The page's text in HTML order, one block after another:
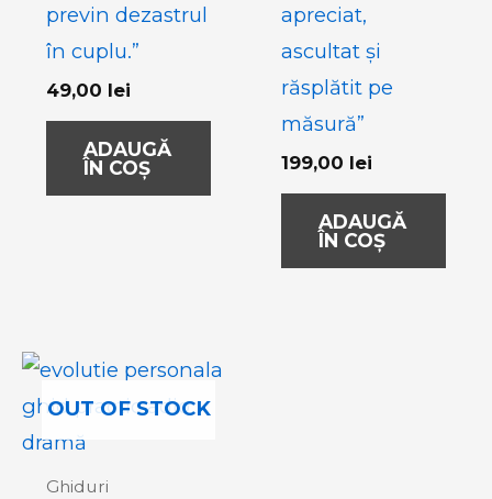
previn dezastrul
în cuplu.”
49,00 lei
ADAUGĂ
ÎN COȘ
apreciat,
ascultat și
răsplătit pe
măsură”
199,00 lei
ADAUGĂ
ÎN COȘ
OUT OF STOCK
Ghiduri